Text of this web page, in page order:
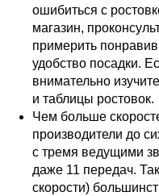
ошибиться с
магазин,
примерить
удобство посадки.
внимательно
и таблицы ростовок.
Чем больше
производители до
с тремя ведущими
даже 11 передач.
скорости)